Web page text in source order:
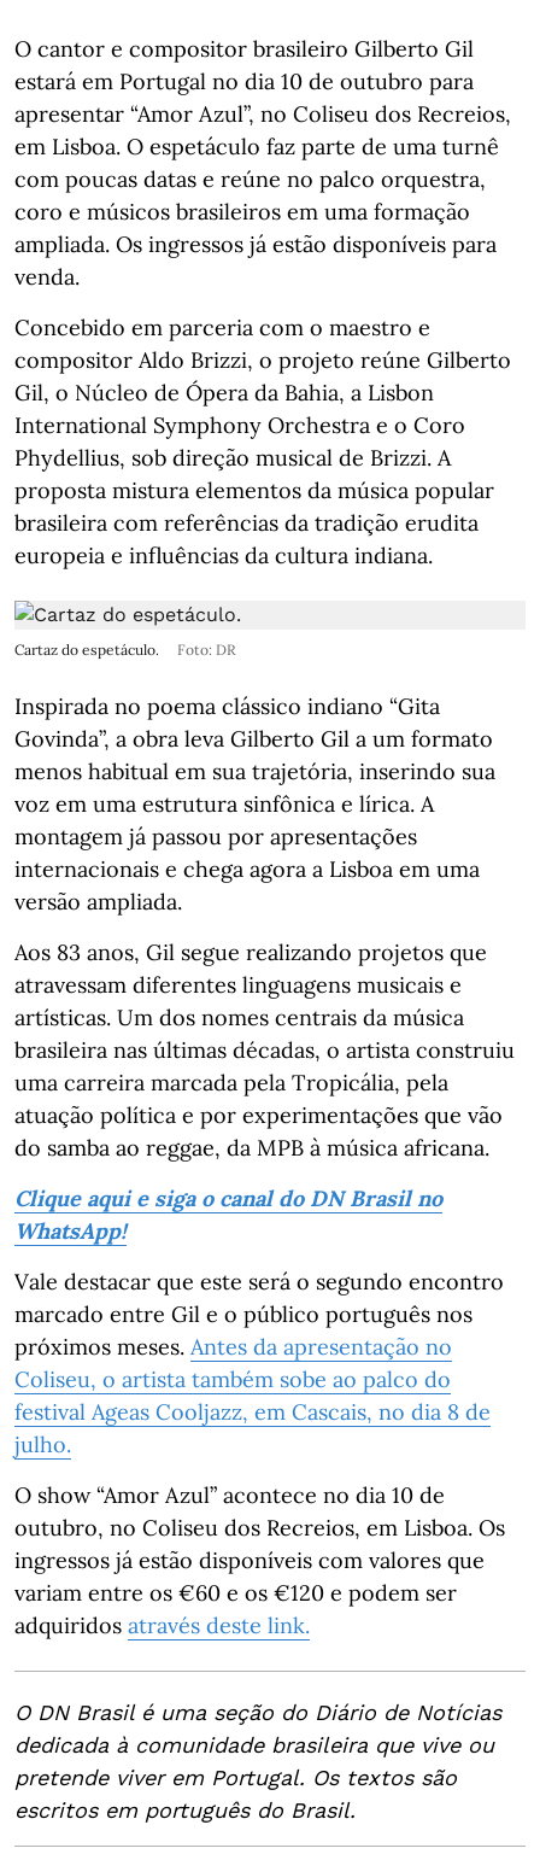
O cantor e compositor brasileiro Gilberto Gil
estará em Portugal no dia 10 de outubro para
apresentar “Amor Azul”, no Coliseu dos Recreios,
em Lisboa. O espetáculo faz parte de uma turnê
com poucas datas e reúne no palco orquestra,
coro e músicos brasileiros em uma formação
ampliada. Os ingressos já estão disponíveis para
venda.
Concebido em parceria com o maestro e
compositor Aldo Brizzi, o projeto reúne Gilberto
Gil, o Núcleo de Ópera da Bahia, a Lisbon
International Symphony Orchestra e o Coro
Phydellius, sob direção musical de Brizzi. A
proposta mistura elementos da música popular
brasileira com referências da tradição erudita
europeia e influências da cultura indiana.
Cartaz do espetáculo. Foto: DR
Inspirada no poema clássico indiano “Gita
Govinda”, a obra leva Gilberto Gil a um formato
menos habitual em sua trajetória, inserindo sua
voz em uma estrutura sinfônica e lírica. A
montagem já passou por apresentações
internacionais e chega agora a Lisboa em uma
versão ampliada.
Aos 83 anos, Gil segue realizando projetos que
atravessam diferentes linguagens musicais e
artísticas. Um dos nomes centrais da música
brasileira nas últimas décadas, o artista construiu
uma carreira marcada pela Tropicália, pela
atuação política e por experimentações que vão
do samba ao reggae, da MPB à música africana.
Clique aqui e siga o canal do DN Brasil no
WhatsApp!
Vale destacar que este será o segundo encontro
marcado entre Gil e o público português nos
próximos meses. Antes da apresentação no
Coliseu, o artista também sobe ao palco do
festival Ageas Cooljazz, em Cascais, no dia 8 de
julho.
O show “Amor Azul” acontece no dia 10 de
outubro, no Coliseu dos Recreios, em Lisboa. Os
ingressos já estão disponíveis com valores que
variam entre os €60 e os €120 e podem ser
adquiridos através deste link.
O DN Brasil é uma seção do Diário de Notícias
dedicada à comunidade brasileira que vive ou
pretende viver em Portugal. Os textos são
escritos em português do Brasil.